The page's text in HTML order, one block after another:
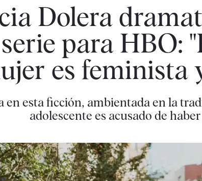
Dolera
para HBO:
es feminista
esta ficción, ambientada en la
adolescente es acusado de